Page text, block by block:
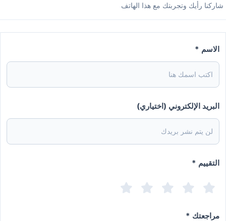
شاركنا رأيك وتجربتك مع هذا الهاتف
الاسم *
البريد الإلكتروني (اختياري)
التقييم *
مراجعتك *